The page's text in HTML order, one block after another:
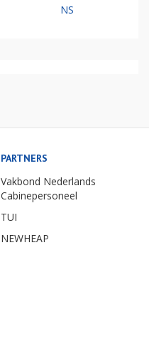
NS
PARTNERS
Vakbond Nederlands
Cabinepersoneel
TUI
NEWHEAP